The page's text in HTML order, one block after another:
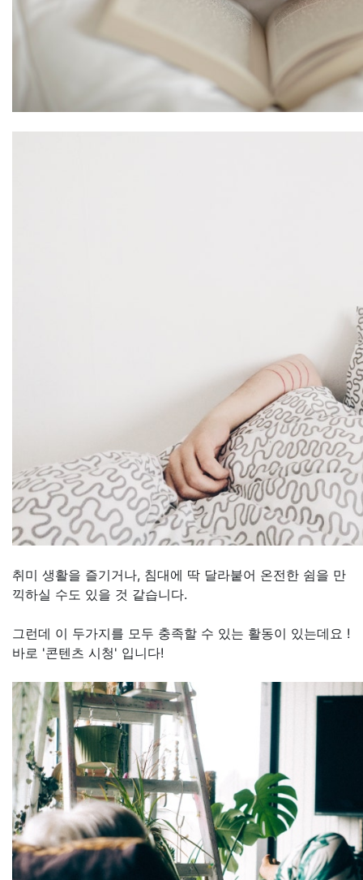
취미 생활을 즐기거나, 침대에 딱 달라붙어 온전한 쉼을 만
끽하실 수도 있을 것 같습니다.
그런데 이 두가지를 모두 충족할 수 있는 활동이 있는데요 !
바로 '콘텐츠 시청' 입니다!